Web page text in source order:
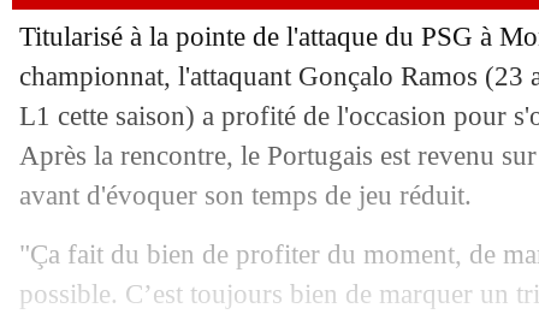
Titularisé à la pointe de l'attaque du PSG à
championnat, l'attaquant Gonçalo Ramos (23
L1 cette saison) a profité de l'occasion pour
Après la rencontre, le Portugais est revenu
avant d'évoquer son temps de jeu réduit.
"Ça fait du bien de profiter du moment, de
possible. C’est toujours bien de marquer un
11/05 VIDEO : l'action folle de Pavlidis
11/05 Barça: Raphinha ne pense qu'à
11/05 OM: le rappel de De Zerbi sur
11/05 OM: finir 2e serait un miracle pour